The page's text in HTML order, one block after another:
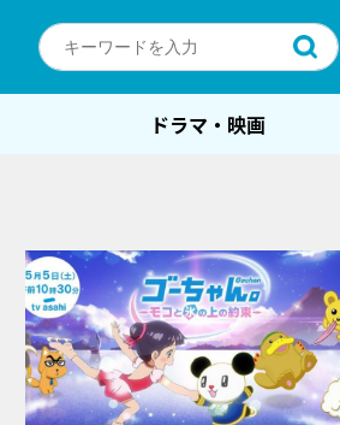
ドラマ・映画